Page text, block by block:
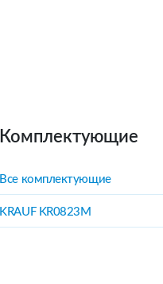
Комплектующие
Все комплектующие
KRAUF KR0823M